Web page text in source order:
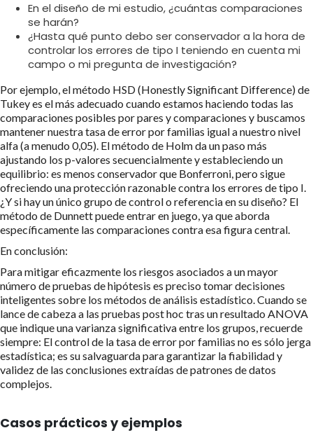
En el diseño de mi estudio, ¿cuántas comparaciones
se harán?
¿Hasta qué punto debo ser conservador a la hora de
controlar los errores de tipo I teniendo en cuenta mi
campo o mi pregunta de investigación?
Por ejemplo, el método HSD (Honestly Significant Difference) de
Tukey es el más adecuado cuando estamos haciendo todas las
comparaciones posibles por pares y comparaciones y buscamos
mantener nuestra tasa de error por familias igual a nuestro nivel
alfa (a menudo 0,05). El método de Holm da un paso más
ajustando los p-valores secuencialmente y estableciendo un
equilibrio: es menos conservador que Bonferroni, pero sigue
ofreciendo una protección razonable contra los errores de tipo I.
¿Y si hay un único grupo de control o referencia en su diseño? El
método de Dunnett puede entrar en juego, ya que aborda
específicamente las comparaciones contra esa figura central.
En conclusión:
Para mitigar eficazmente los riesgos asociados a un mayor
número de pruebas de hipótesis es preciso tomar decisiones
inteligentes sobre los métodos de análisis estadístico. Cuando se
lance de cabeza a las pruebas post hoc tras un resultado ANOVA
que indique una varianza significativa entre los grupos, recuerde
siempre: El control de la tasa de error por familias no es sólo jerga
estadística; es su salvaguarda para garantizar la fiabilidad y
validez de las conclusiones extraídas de patrones de datos
complejos.
Casos prácticos y ejemplos